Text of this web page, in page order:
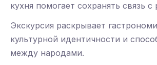
кухня помогает сохранять связь
Экскурсия раскрывает
культурной идентичности и
между народами.